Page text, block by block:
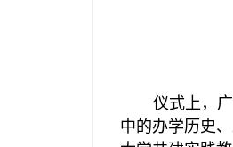
仪式上，
中的办学历史